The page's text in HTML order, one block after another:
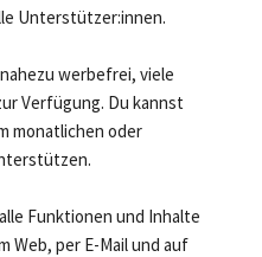
Unterstützer:innen.
werbefrei, viele
Verfügung. Du kannst
monatlichen oder
Funktionen und Inhalte
Web, per E-Mail und auf